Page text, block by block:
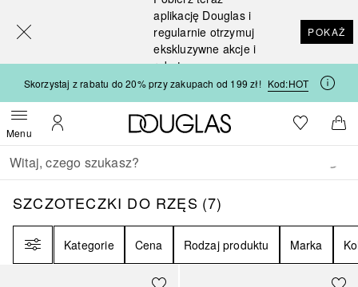
aplikację Douglas i
regularnie otrzymuj
ekskluzywne akcje i
rabaty
POKAŻ
Skorzystaj z rabatu do 20% przy zakupach od 199 zł! Kod:HOT
MenuOtwórz menuMoje konto
Strona główna Douglas
Do listyDo
Wracać
Wykonaj wyszukiwanie
SZCZOTECZKI DO RZĘS7
SZCZOTECZKI DO RZĘS (7)
Kategorie Cena Rodzaj produktu Marka
[navigation.slideout.screenreader]